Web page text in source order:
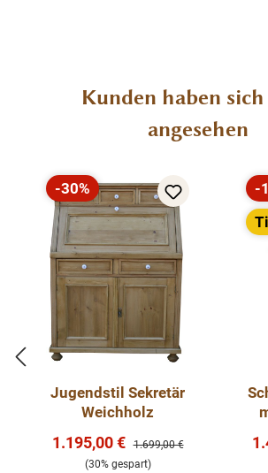
Produktgalerie überspringen
Kunden haben sich
angesehen
Rabatt
-30%
Jugendstil Sekretär
Weichholz
Verkaufspreis:
1.195,00 € Regulärer Preis:
1.699,00 €
(30% gespart)
-